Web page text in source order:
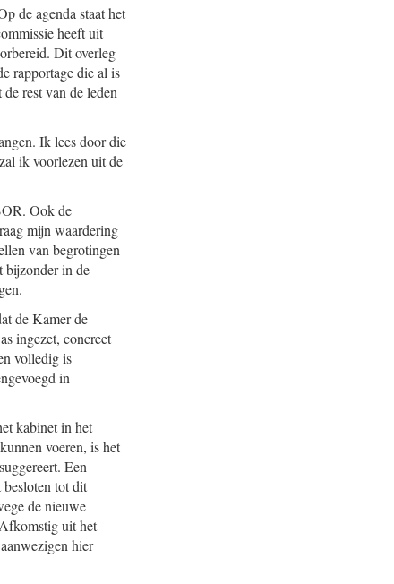
de agenda staat het
heeft uit
Dit overleg
rapportage die al is
rest van de leden
Ik lees door die
ik voorlezen uit de
Ook de
mijn waardering
van begrotingen
bijzonder in de
de Kamer de
ingezet, concreet
volledig is
in
kabinet in het
voeren, is het
Een
tot dit
de nieuwe
uit het
hier